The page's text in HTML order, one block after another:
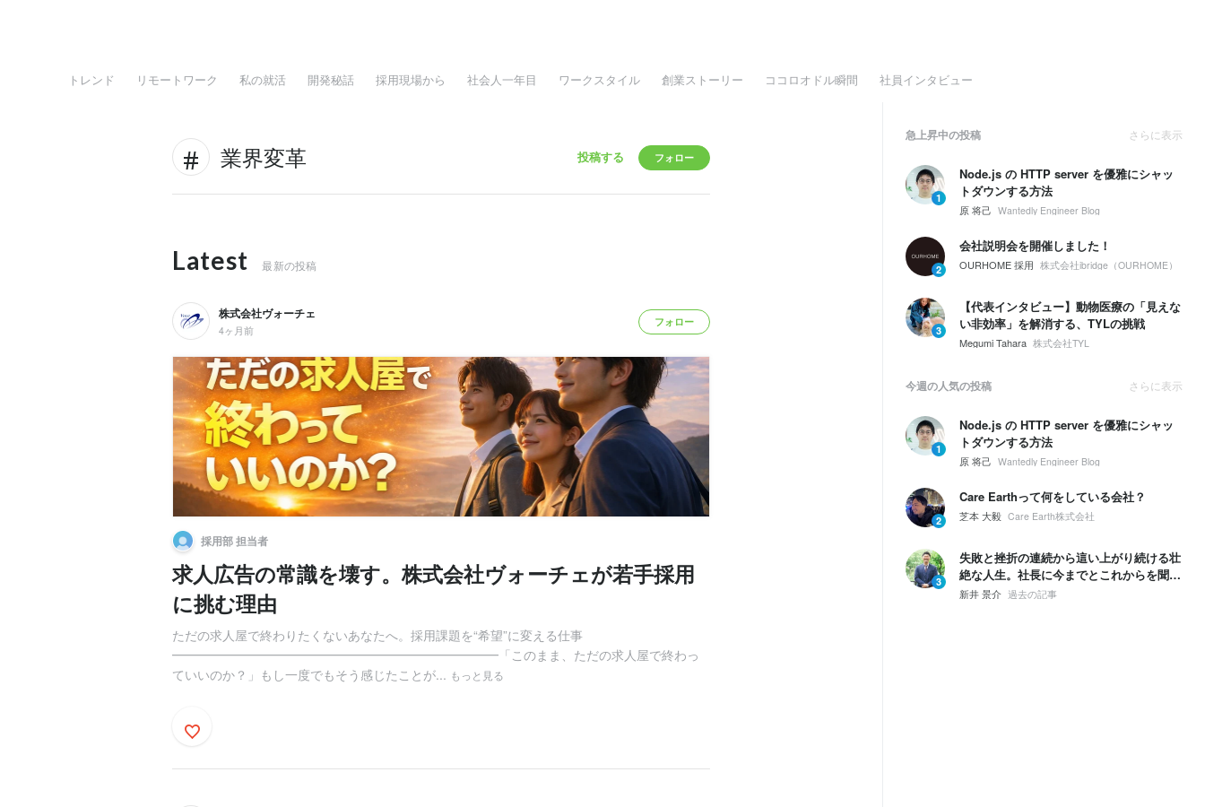
トレンド リモートワーク 私の就活 開発秘話 採用現場から 社会人一年目 ワークスタイル 創業ストーリー ココロオドル瞬間 社員インタビュー
業界変革 投稿する フォロー
Latest 最新の投稿
株式会社ヴォーチェ
4ヶ月前
フォロー
採用部 担当者
求人広告の常識を壊す。株式会社ヴォーチェが若手採用
に挑む理由
ただの求人屋で終わりたくないあなたへ。採用課題を“希望”に変える仕事
━━━━━━━━━━━━━━━━━━━━━━━━━━「このまま、ただの求人屋で終わっ
ていいのか？」もし一度でもそう感じたことが... もっと見る
急上昇中の投稿 さらに表示
1
Node.js の HTTP server を優雅にシャッ
トダウンする方法
原 将己 Wantedly Engineer Blog
2
会社説明会を開催しました！
OURHOME 採用 株式会社ibridge（OURHOME）
3
【代表インタビュー】動物医療の「見えな
い非効率」を解消する、TYLの挑戦
Megumi Tahara 株式会社TYL
今週の人気の投稿 さらに表示
1
Node.js の HTTP server を優雅にシャッ
トダウンする方法
原 将己 Wantedly Engineer Blog
2
Care Earthって何をしている会社？
芝本 大毅 Care Earth株式会社
3
失敗と挫折の連続から這い上がり続ける壮
絶な人生。社長に今までとこれからを聞い
てみた。
新井 景介 過去の記事